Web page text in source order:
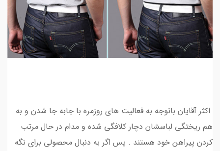
اکثر آقایان باتوجه به فعالیت های روزمره با جابه جا شدن و به
هم ریختگی لباسشان دچار کلافگی شده و مدام در حال مرتب
کردن پیراهن خود هستند . پس اگر به دنبال محصولی برای نگه